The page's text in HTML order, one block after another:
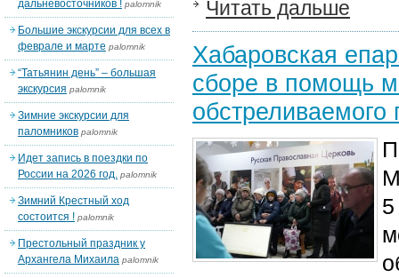
Читать дальше
Хабаровская
сборе в помощь
обстреливаемого
дальневосточников ! palomnik
Большие экскурсии для всех в
феврале и марте palomnik
“Татьянин день” – большая
экскурсия palomnik
Зимние экскурсии для
паломников palomnik
Идет запись в поездки по
России на 2026 год. palomnik
Зимний Крестный ход
состоится ! palomnik
Престольный праздник у
Архангела Михаила palomnik